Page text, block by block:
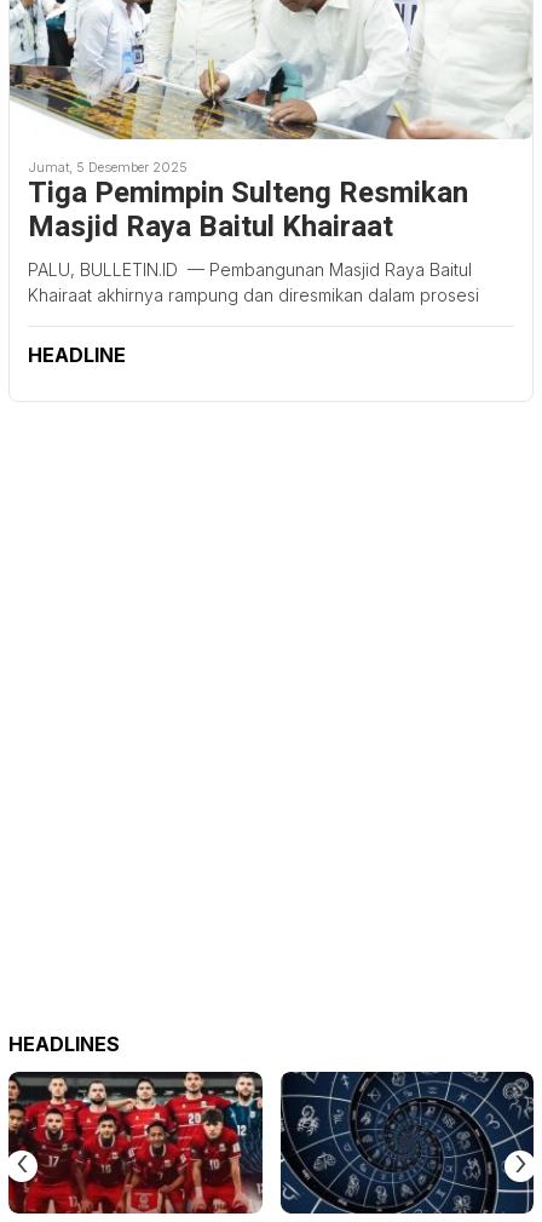
Jumat, 5 Desember 2025
Tiga Pemimpin Sulteng Resmikan
Masjid Raya Baitul Khairaat
PALU, BULLETIN.ID — Pembangunan Masjid Raya Baitul
Khairaat akhirnya rampung dan diresmikan dalam prosesi
HEADLINE
HEADLINES
‹ ›